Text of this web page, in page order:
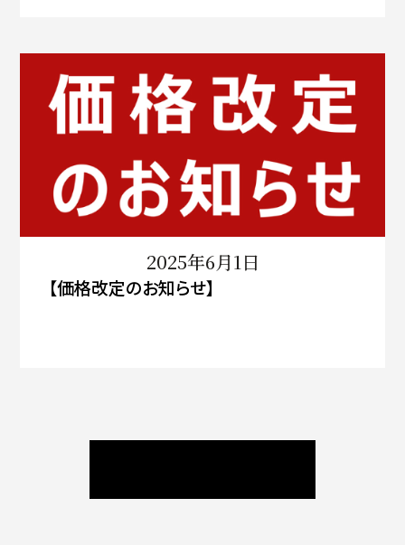
2025年6月1日
【価格改定のお知らせ】